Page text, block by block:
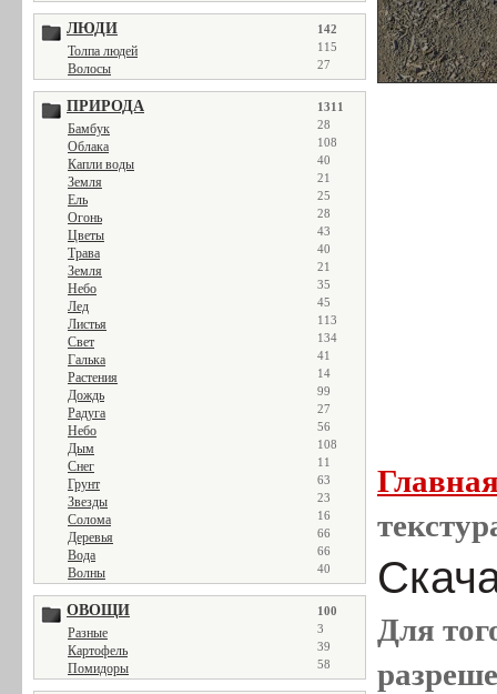
ЛЮДИ 142
Толпа людей 115
Волосы 27
ПРИРОДА 1311
Бамбук 28
Облака 108
Капли воды 40
Земля 21
Ель 25
Огонь 28
Цветы 43
Трава 40
Земля 21
Небо 35
Лед 45
Листья 113
Свет 134
Галька 41
Растения 14
Дождь 99
Радуга 27
Небо 56
Дым 108
Снег 11
Грунт 63
Звезды 23
Солома 16
Деревья 66
Вода 66
Волны 40
ОВОЩИ 100
Разные 3
Картофель 39
Помидоры 58
Для